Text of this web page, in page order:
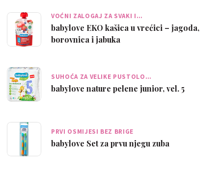
VOĆNI ZALOGAJ ZA SVAKI I…
babylove EKO kašica u vrećici – jagoda,
borovnica i jabuka
SUHOĆA ZA VELIKE PUSTOLO…
babylove nature pelene junior, vel. 5
PRVI OSMIJESI BEZ BRIGE
babylove Set za prvu njegu zuba